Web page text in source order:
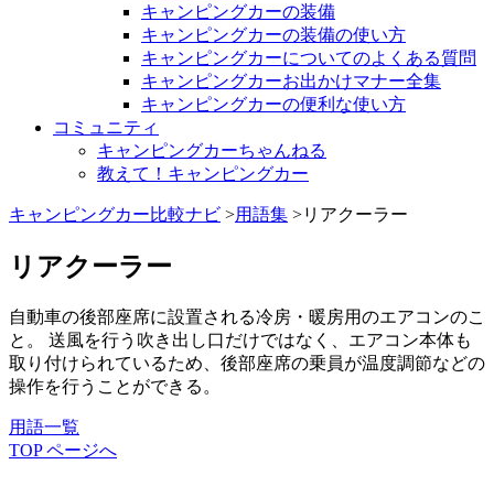
キャンピングカーの装備
キャンピングカーの装備の使い方
キャンピングカーについてのよくある質問
キャンピングカーお出かけマナー全集
キャンピングカーの便利な使い方
コミュニティ
キャンピングカーちゃんねる
教えて！キャンピングカー
キャンピングカー比較ナビ >用語集 >リアクーラー
リアクーラー
自動車の後部座席に設置される冷房・暖房用のエアコンのこ
と。 送風を行う吹き出し口だけではなく、エアコン本体も
取り付けられているため、後部座席の乗員が温度調節などの
操作を行うことができる。
用語一覧
TOP ページへ